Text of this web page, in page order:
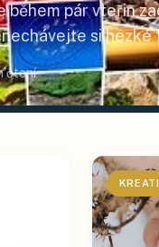
během pár vteřin
si
fotografií koláž,
klidně po
čtení